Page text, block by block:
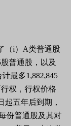
（i）A类普通股
普通股，以及
最多1,882,845
权，行权价格
起五年后到期，
份普通股及其对